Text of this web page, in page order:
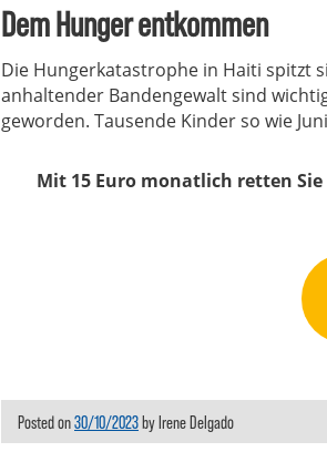
Dem Hunger entkommen
Die Hungerkatastrophe in Haiti spitzt
anhaltender Bandengewalt sind
geworden. Tausende Kinder so wie
Mit 15 Euro monatlich retten
Posted on30/10/2023byIrene Delgado